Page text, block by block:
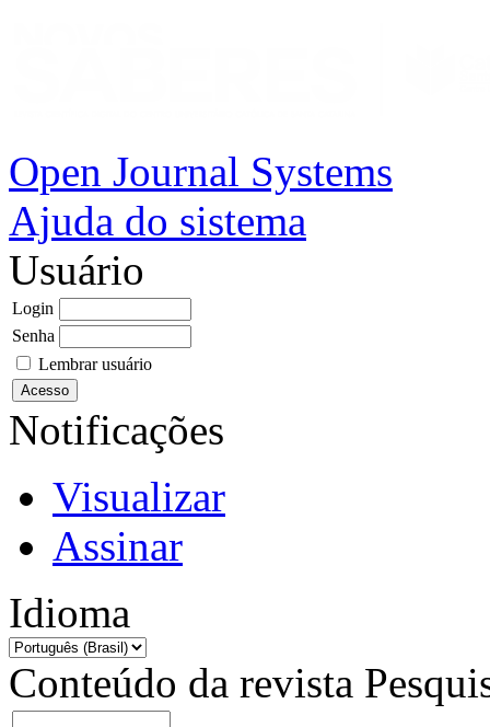
Open Journal Systems
Ajuda do sistema
Usuário
Login
Senha
Lembrar usuário
Notificações
Visualizar
Assinar
Idioma
Conteúdo da revista